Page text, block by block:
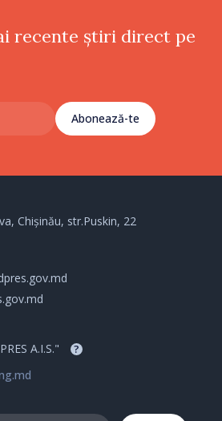
recente știri direct pe
Abonează-te
Chișinău, str.Puskin, 22
A.I.S." ?